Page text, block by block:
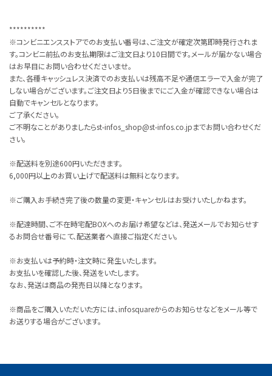
**********
※コンビニエンスストアでのお支払い番号は、ご注文が確定次第即時発行されま
す。コンビニ前払のお支払期限はご注文日より10日間です。メールが届かない場合
はお早目にお問い合わせくださいませ。
また、各種キャッシュレス決済でのお支払いは残高不足や通信エラーで入金が完了
しない場合がございます。ご注文日より5日後までにご入金が確認できない場合は
自動でキャンセルとなります。
ご了承ください。
ご不明なことがありましたらst-infos_shop@st-infos.co.jpまでお問い合わせくだ
さい。
※配送料を別途600円いただきます。
6,000円以上のお買い上げで配送料は無料となります。
※ご購入お手続き完了後の数量の変更・キャンセルはお受けいたしかねます。
※配達時間、ご不在時宅配BOXへのお届け希望などは、発送メールでお知らせす
るお問合せ番号にて、配送業者へ直接ご指定ください。
※お支払いは予約時・注文時に発生いたします。
お支払いを確認した後、発送をいたします。
なお、発送は商品の発売日以降となります。
※商品をご購入いただいた方には、infosquareからのお知らせなどをメール等で
お送りする場合がございます。